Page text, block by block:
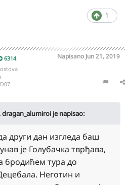
1
6314 Napisano Jun 21, 2019
dragan_alumiroi je napisao:
други дан изгледа баш
је Голубачка тврђава,
бродићем тура до
Неготин и